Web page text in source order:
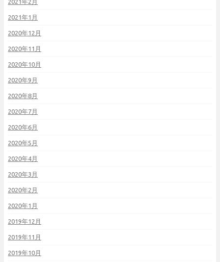
2021年2月
2021年1月
2020年12月
2020年11月
2020年10月
2020年9月
2020年8月
2020年7月
2020年6月
2020年5月
2020年4月
2020年3月
2020年2月
2020年1月
2019年12月
2019年11月
2019年10月